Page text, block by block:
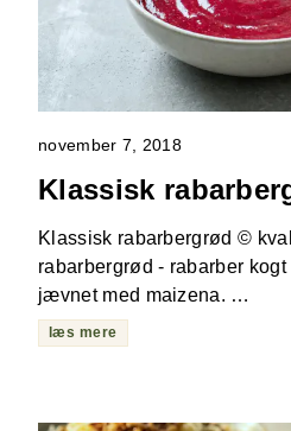
november 7, 2018
Klassisk
Klassisk rabarbergrød ©
rabarbergrød - rabarber
jævnet med maizena. …
læs mere